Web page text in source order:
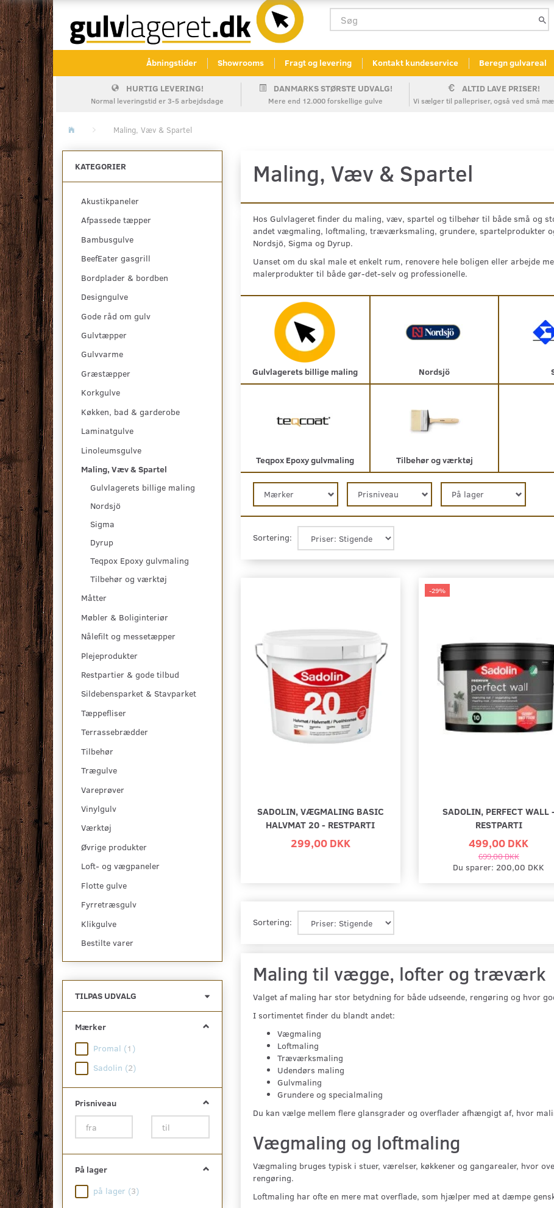
Åbningstider Showrooms Fragt og levering Kontakt kundeservice Beregn gulvareal
HURTIG LEVERING!
Normal leveringstid er 3-5 arbejdsdage
DANMARKS STØRSTE UDVALG!
Mere end 12.000 forskellige gulve
ALTID LAVE PRISER!
Vi sælger til pallepriser, også ved små
Maling, Væv & Spartel
KATEGORIER
Akustikpaneler
Afpassede tæpper
Bambusgulve
BeefEater gasgrill
Bordplader & bordben
Designgulve
Gode råd om gulv
Gulvtæpper
Gulvvarme
Græstæpper
Korkgulve
Køkken, bad & garderobe
Laminatgulve
Linoleumsgulve
Maling, Væv & Spartel
Gulvlagerets billige maling
Nordsjö
Sigma
Dyrup
Teqpox Epoxy gulvmaling
Tilbehør og værktøj
Måtter
Møbler & Boliginteriør
Nålefilt og messetæpper
Plejeprodukter
Restpartier & gode tilbud
Sildebensparket & Stavparket
Tæppefliser
Terrassebrædder
Tilbehør
Trægulve
Vareprøver
Vinylgulv
Værktøj
Øvrige produkter
Loft- og vægpaneler
Flotte gulve
Fyrretræsgulv
Klikgulve
Bestilte varer
TILPAS UDVALG
Mærker
Promal (1 )
Sadolin (2)
Prisniveau
På lager
på lager (3)
Maling, Væv & Spartel
Hos Gulvlageret finder du maling, væv, spartel og tilbehør til både små og
andet vægmaling, loftmaling, træværksmaling, grundere, spartelprodukter
Nordsjö, Sigma og Dyrup.
Uanset om du skal male et enkelt rum, renovere hele boligen eller arbejde
malerprodukter til både gør-det-selv og professionelle.
Gulvlagerets billige maling Nordsjö
Teqpox Epoxy gulvmaling Tilbehør og værktøj
Mærker Prisniveau På lager
Sortering:
SADOLIN, VÆGMALING BASIC
HALVMAT 20 - RESTPARTI
299,00 DKK
-29%
SADOLIN, PERFECT WALL
RESTPARTI
499,00 DKK
699,00 DKK
Du sparer: 200,00 DKK
Sortering:
Maling til vægge, lofter og træværk
Valget af maling har stor betydning for både udseende, rengøring og hvor
I sortimentet finder du blandt andet:
Vægmaling
Loftmaling
Træværksmaling
Udendørs maling
Gulvmaling
Grundere og specialmaling
Du kan vælge mellem flere glansgrader og overflader afhængigt af, hvor
Vægmaling og loftmaling
Vægmaling bruges typisk i stuer, værelser, køkkener og gangarealer, hvor
rengøring.
Loftmaling har ofte en mere mat overflade, som hjælper med at dæmpe